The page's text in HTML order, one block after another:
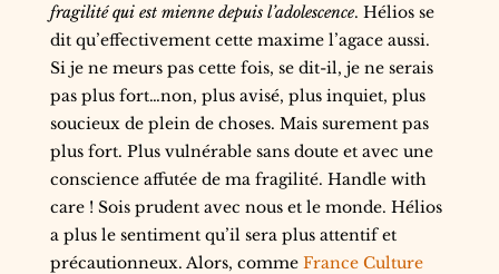
fragilité qui est mienne depuis l’adolescence. Hélios se
dit qu’effectivement cette maxime l’agace aussi.
Si je ne meurs pas cette fois, se dit-il, je ne serais
pas plus fort…non, plus avisé, plus inquiet, plus
soucieux de plein de choses. Mais surement pas
plus fort. Plus vulnérable sans doute et avec une
conscience affutée de ma fragilité. Handle with
care ! Sois prudent avec nous et le monde. Hélios
a plus le sentiment qu’il sera plus attentif et
précautionneux. Alors, comme France Culture